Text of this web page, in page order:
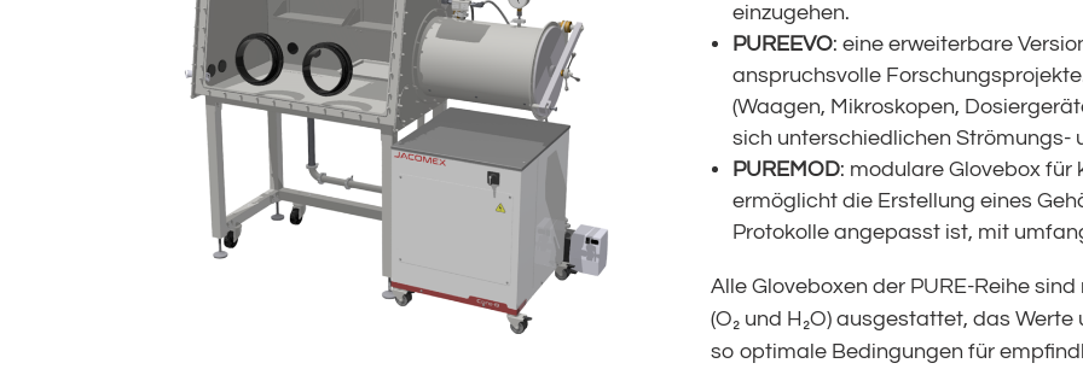
einzugehen.
PUREEVO: eine erweiterbare
anspruchsvolle
(Waagen, Mikroskopen,
sich unterschiedlichen Strömungs-
PUREMOD: modulare Glovebox für
ermöglicht die Erstellung eines
Protokolle angepasst ist, mit
Alle Gloveboxen der PURE-Reihe
(O₂ und H₂O) ausgestattet, das
so optimale Bedingungen für